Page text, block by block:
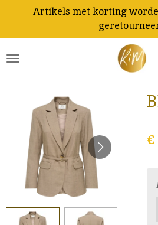
naar
de
Artikels met korting
€